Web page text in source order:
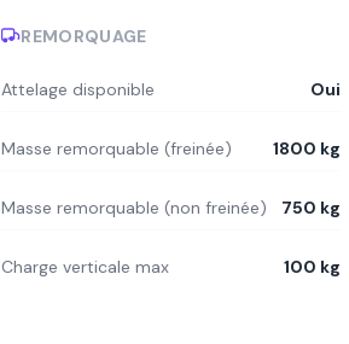
REMORQUAGE
Attelage disponible Oui
Masse remorquable (freinée) 1800 kg
Masse remorquable (non freinée) 750 kg
Charge verticale max 100 kg